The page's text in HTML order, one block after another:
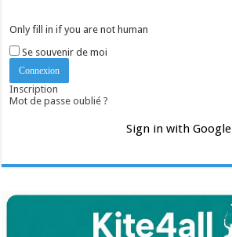
Only fill in if you are not human
Se souvenir de moi
Inscription
Mot de passe oublié ?
Sign in with Google